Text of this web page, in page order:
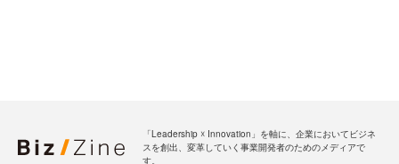
「Leadership ☓ Innovation」を軸に、企業においてビジネ
スを創出、変革していく事業開発者のためのメディアで
す。